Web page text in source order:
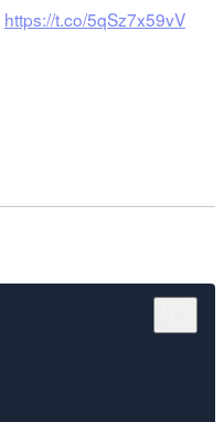
https://t.co/5qSz7x59vV